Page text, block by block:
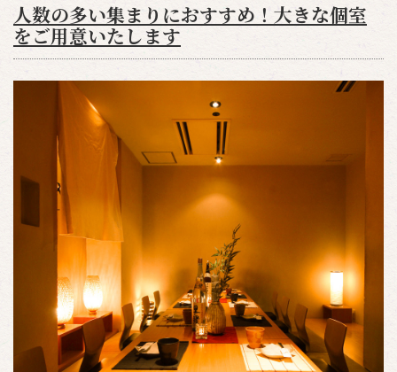
人数の多い集まりにおすすめ！大きな個室
をご用意いたします